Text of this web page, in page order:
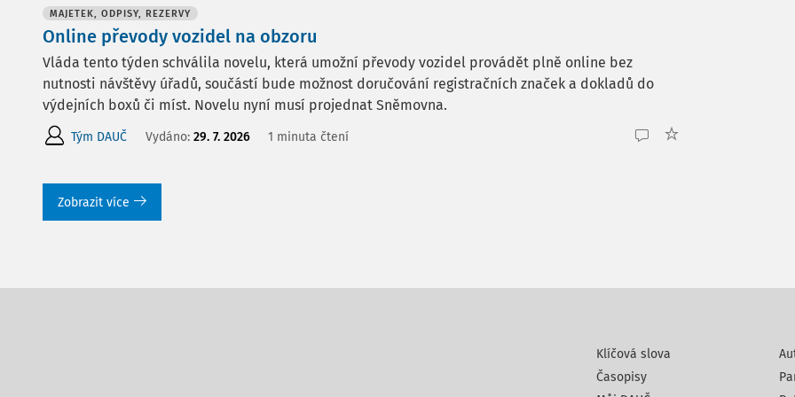
MAJETEK, ODPISY, REZERVY
Online převody vozidel na obzoru
Vláda tento týden schválila novelu, která umožní převody vozidel provádět plně online bez
nutnosti návštěvy úřadů, součástí bude možnost doručování registračních značek a dokladů do
výdejních boxů či míst. Novelu nyní musí projednat Sněmovna.
Tým DAUČ Vydáno: 29. 7. 2026 1 minuta čtení
Zobrazit více
Klíčová slova
Časopisy